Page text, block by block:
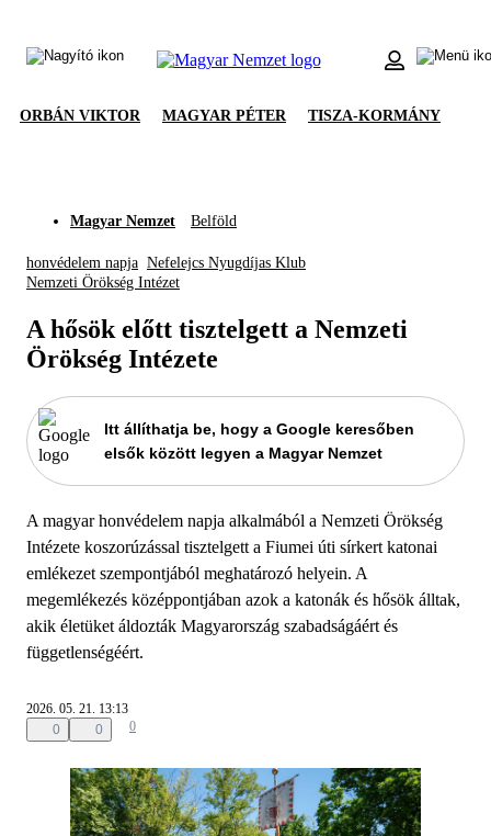
ORBÁN VIKTOR MAGYAR PÉTER TISZA-KORMÁNY
Magyar Nemzet Belföld
honvédelem napja Nefelejcs Nyugdíjas Klub
Nemzeti Örökség Intézet
A hősök előtt tisztelgett a Nemzeti
Örökség Intézete
Itt állíthatja be, hogy a Google keresőben
elsők között legyen a Magyar Nemzet
A magyar honvédelem napja alkalmából a Nemzeti Örökség
Intézete koszorúzással tisztelgett a Fiumei úti sírkert katonai
emlékezet szempontjából meghatározó helyein. A
megemlékezés középpontjában azok a katonák és hősök álltak,
akik életüket áldozták Magyarország szabadságáért és
függetlenségéért.
2026. 05. 21. 13:13
0
0 0